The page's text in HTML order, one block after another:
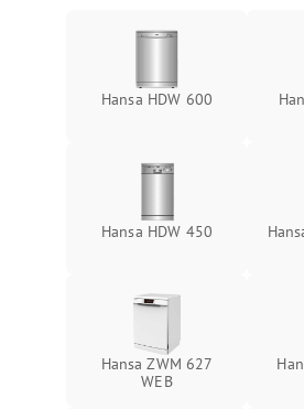
Hansa HDW 600
Hansa HDW 450
Hansa ZWM 627
WEB